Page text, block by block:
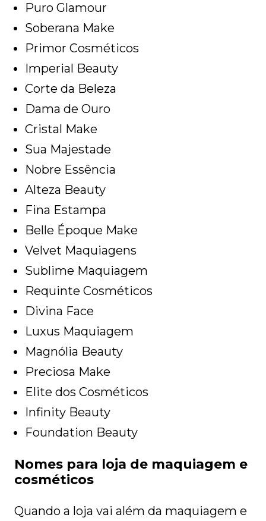
Puro Glamour
Soberana Make
Primor Cosméticos
Imperial Beauty
Corte da Beleza
Dama de Ouro
Cristal Make
Sua Majestade
Nobre Essência
Alteza Beauty
Fina Estampa
Belle Époque Make
Velvet Maquiagens
Sublime Maquiagem
Requinte Cosméticos
Divina Face
Luxus Maquiagem
Magnólia Beauty
Preciosa Make
Elite dos Cosméticos
Infinity Beauty
Foundation Beauty
Nomes para loja de maquiagem e
cosméticos
Quando a loja vai além da maquiagem e